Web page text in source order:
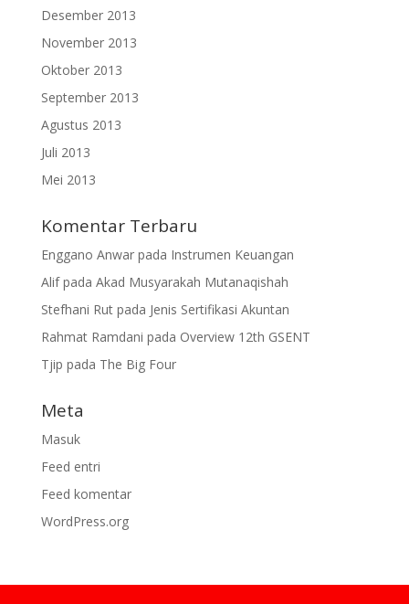
Desember 2013
November 2013
Oktober 2013
September 2013
Agustus 2013
Juli 2013
Mei 2013
Komentar Terbaru
Enggano Anwarpada Instrumen Keuangan
Alifpada Akad Musyarakah Mutanaqishah
Stefhani Rutpada Jenis Sertifikasi Akuntan
Rahmat Ramdani pada Overview 12th GSENT
Tjip pada The Big Four
Meta
Masuk
Feed entri
Feed komentar
WordPress.org